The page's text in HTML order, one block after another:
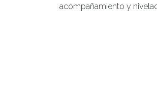
acompañamiento y